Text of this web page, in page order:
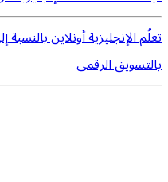
تعلُم الإنجليزية أونلاين
بالتسويق الرقمى